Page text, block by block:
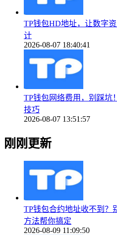
TP钱包HD地址，让数字
计
2026-08-07 18:40:41
TP钱包网络费用，别踩坑
技巧
2026-08-07 13:51:57
刚刚更新
TP钱包合约地址收不到？
方法帮你搞定
2026-08-09 11:09:50